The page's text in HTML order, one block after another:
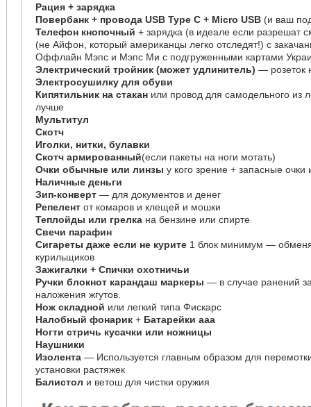
Рация + зарядка
Повербанк + провода USB Type C + Micro USB (и ваш
Телефон кнопочный + зарядка (в идеале если разрешат
(не Айфон, который американцы легко отследят!) с
Оффлайн Мэпс и Мэпс Ми с подгруженными картами
Электрический тройник (может удлинитель) — розеток
Электросушилку для обуви
Кипятильник на стакан или провод для самодельного из
лучше
Мультитул
Скотч
Иголки, нитки, булавки
Скотч армированный(если пакеты на ноги мотать)
Очки обычные или линзы у кого зрение + запасные очки
Наличные деньги
Зип-конверт — для документов и денег
Репелент от комаров и клещей и мошки
Теплойды или грелка на бензине или спирте
Свечи парафин
Сигареты даже если не курите 1 блок минимум —
курильщиков
Зажигалки + Спички охотничьи
Ручки блокнот карандаш маркеры — в случае ранений
наложения жгутов.
Нож складной или легкий типа Фискарс
Налобный фонарик + Батарейки ааа
Ногти стричь кусачки или ножницы
Наушники
Изолента — Используется главным образом для
установки растяжек
Балистол и ветош для чистки оружия